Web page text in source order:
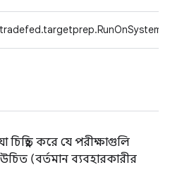
চিহ্নিত করে যে পরীক্ষাগুলি
(বর্তমান ব্যবহারকারীর